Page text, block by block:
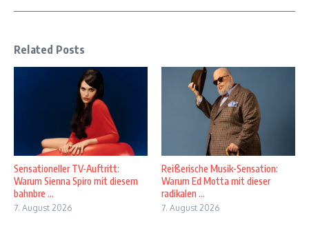
Related Posts
Sensationeller TV-Auftritt:
Warum Sienna Spiro mit diesem
bahnbre ...
7. August 2026
Reißerische Musik-Sensation:
Warum Ed Motta mit dieser
radikalen ...
7. August 2026